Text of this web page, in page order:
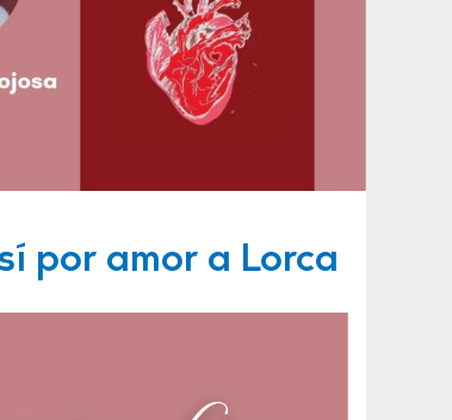
por amor a Lorca